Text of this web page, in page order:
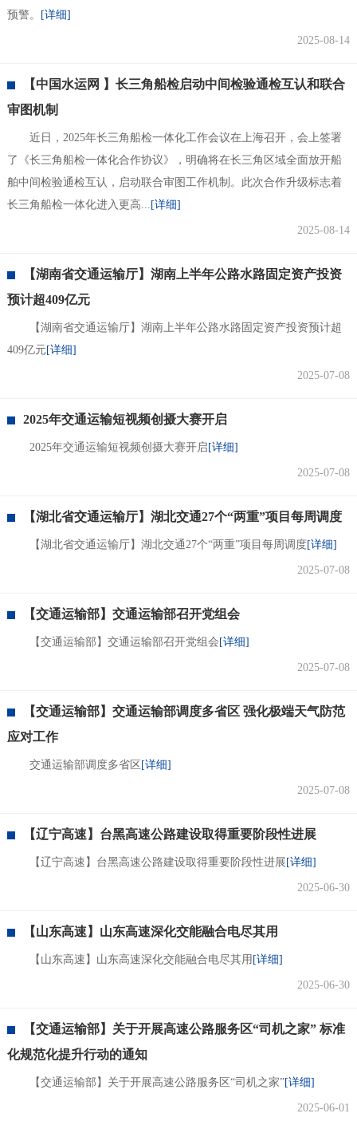
预警。
[详细]
2025-08-14
【中国水运网 】长三角船检启动中间检验通检互认和联合
审图机制
近日，2025年长三角船检一体化工作会议在上海召开，会上签署
了《长三角船检一体化合作协议》，明确将在长三角区域全面放开船
舶中间检验通检互认，启动联合审图工作机制。此次合作升级标志着
长三角船检一体化进入更高... [详细]
2025-08-14
【湖南省交通运输厅】湖南上半年公路水路固定资产投资
预计超409亿元
【湖南省交通运输厅】湖南上半年公路水路固定资产投资预计超
409亿元[详细]
2025-07-08
2025年交通运输短视频创摄大赛开启
2025年交通运输短视频创摄大赛开启 [详细]
2025-07-08
【湖北省交通运输厅】湖北交通27个“两重”项目每周调度
【湖北省交通运输厅】湖北交通27个“两重”项目每周调度[详细]
2025-07-08
【交通运输部】交通运输部召开党组会
【交通运输部】交通运输部召开党组会 [详细]
2025-07-08
【交通运输部】交通运输部调度多省区 强化极端天气防范
应对工作
交通运输部调度多省区 [详细]
2025-07-08
【辽宁高速】台黑高速公路建设取得重要阶段性进展
【辽宁高速】台黑高速公路建设取得重要阶段性进展 [详细]
2025-06-30
【山东高速】山东高速深化交能融合电尽其用
【山东高速】山东高速深化交能融合电尽其用 [详细]
2025-06-30
【交通运输部】关于开展高速公路服务区“司机之家” 标准
化规范化提升行动的通知
【交通运输部】关于开展高速公路服务区“司机之家”[详细]
2025-06-01